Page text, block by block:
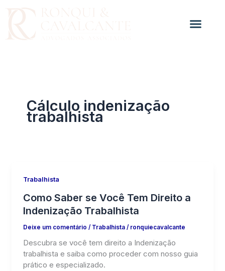
Cálculo indenização
trabalhista
Trabalhista
Como Saber se Você Tem Direito a
Indenização Trabalhista
Deixe um comentário / Trabalhista/ ronquiecavalcante
Descubra se você tem direito a Indenização
trabalhista e saiba como proceder com nosso guia
prático e especializado.